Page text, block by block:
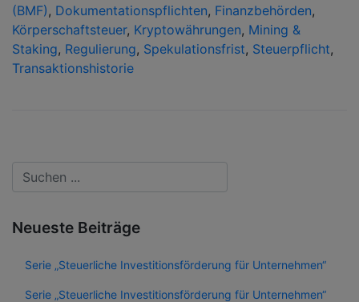
(BMF) , Dokumentationspflichten, Finanzbehörden,
Körperschaftsteuer, Kryptowährungen, Mining &
Staking, Regulierung, Spekulationsfrist, Steuerpflicht,
Transaktionshistorie
Neueste Beiträge
Serie „Steuerliche Investitionsförderung für Unternehmen“
Serie „Steuerliche Investitionsförderung für Unternehmen“